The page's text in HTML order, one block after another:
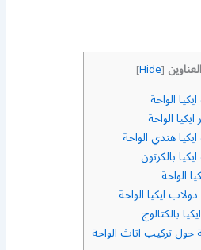
[
Hide
]
الواحة
الواحة
هندي الواحة
بالكرتون
الواحة
ايكيا الواحة
بالكتالوج
حول تركيب اثاث الواحة